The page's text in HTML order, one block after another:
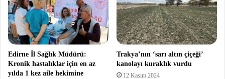
Edirne İl Sağlık Müdürü:
Kronik hastalıklar için en az
yılda 1 kez aile hekimine
Trakya’nın ‘sarı altın çiçeği’
kanolayı kuraklık vurdu
12 Kasım 2024